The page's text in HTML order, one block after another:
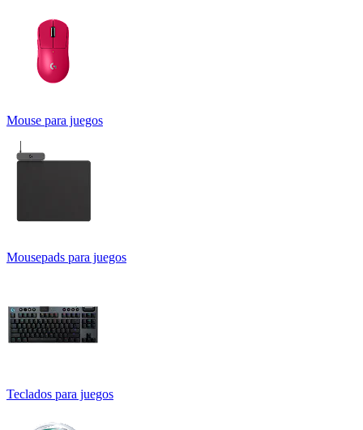
Mouse para juegos
Mousepads para juegos
Teclados para juegos